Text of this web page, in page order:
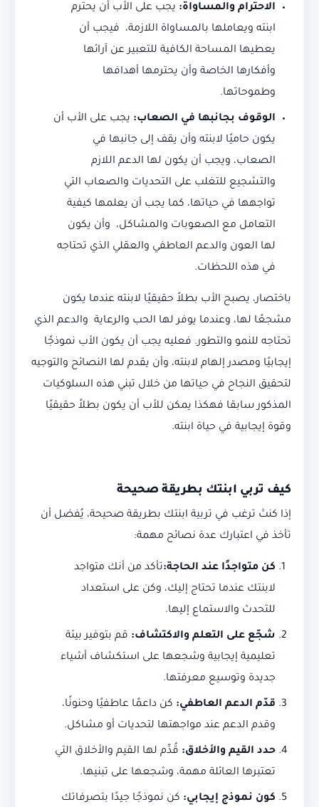
الاحترام والمساواة: يجب على الأب أن يحترم
ابنته ويعاملها بالمساواة اللازمة، فيجب أن
يعطيها المساحة الكافية للتعبير عن آرائها
وأفكارها الخاصة وأن يحترمها أهدافها
وطموحاتها.
الوقوف بجانبها في الصعاب: يجب على الأب أن
يكون حاميًا لابنته وأن يقف إلى جانبها في
الصعاب، ويجب أن يكون لها الدعم اللازم
والتشجيع للتغلب على التحديات والصعاب التي
تواجهها في حياتها، كما يجب أن يعلمها كيفية
التعامل مع الصعوبات والمشاكل، وأن يكون
لها العون والدعم العاطفي والعقلي الذي تحتاجه
في هذه اللحظات.
باختصار، يصبح الأب بطلاً حقيقيًا لابنته عندما يكون
مشجعًا لها، وعندما يوفر لها الحب والرعاية والدعم الذي
تحتاجه للنمو والتطور. فعليه يجب أن يكون الأب نموذجًا
إيجابيًا ومصدر إلهام لابنته، وأن يقدم لها النصائح والتوجيه
لتحقيق النجاح في حياتها من خلال تبني هذه السلوكيات
المذكور سابقا فهكذا يمكن للأب أن يكون بطلاً حقيقيًا
وقوة إيجابية في حياة ابنته.
كيف تربي ابنتك بطريقة صحيحة
إذا كنتَ ترغب في تربية ابنتك بطريقة صحيحة، يُفضل أن
تأخذ في اعتبارك عدة نصائح مهمة:
كن متواجدًا عند الحاجة:تأكد من أنك متواجد
لابنتك عندما تحتاج إليك، وكن على استعداد
للتحدث والاستماع إليها.
شجّع على التعلم والاكتشاف: قم بتوفير بيئة
تعليمية إيجابية وشجعها على استكشاف أشياء
جديدة وتوسيع معرفتها.
قدّم الدعم العاطفي: كن داعمًا عاطفيًا وحنونًا،
وقدم الدعم عند مواجهتها لتحديات أو مشاكل.
حدد القيم والأخلاق: قُدِّم لها القيم والأخلاق التي
تعتبرها العائلة مهمة، وشجعها على تبنيها.
كون نموذج إيجابي: كن نموذجًا جيدًا بتصرفاتك